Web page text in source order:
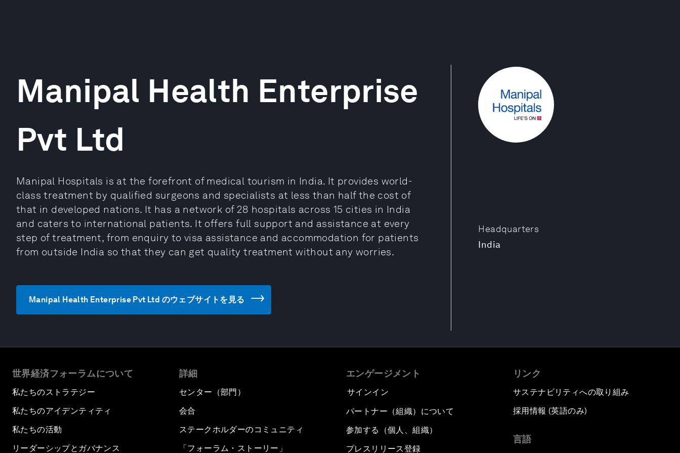
Headquarters
India
Manipal Health Enterprise
Pvt Ltd
Manipal Hospitals is at the forefront of medical tourism in India. It provides world-
class treatment by qualified surgeons and specialists at less than half the cost of
that in developed nations. It has a network of 28 hospitals across 15 cities in India
and caters to international patients. It offers full support and assistance at every
step of treatment, from enquiry to visa assistance and accommodation for patients
from outside India so that they can get quality treatment without any worries.
Manipal Health Enterprise Pvt Ltd のウェブサイトを見る
世界経済フォーラムについて
私たちのストラテジー
私たちのアイデンティティ
私たちの活動
リーダーシップとガバナンス
詳細
センター（部門）
会合
ステークホルダーのコミュニティ
「フォーラム・ストーリー」
エンゲージメント
サインイン
パートナー（組織）について
参加する（個人、組織）
プレスリリース登録
リンク
サステナビリティへの取り組み
採用情報 (英語のみ)
言語